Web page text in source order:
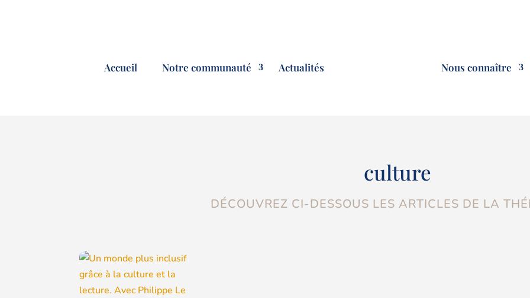
Accueil Notre communauté Actualités Nous connaître
culture
DÉCOUVREZ CI-DESSOUS LES ARTICLES DE LA